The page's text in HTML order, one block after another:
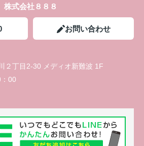
株式会社８８８
お問い合わせ
２丁目2-30 メディオ新難波 1F
00